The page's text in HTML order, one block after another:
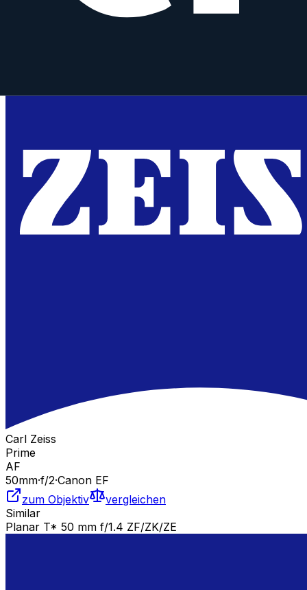
zum Objektiv
vergleichen
Carl Zeiss
Prime
AF
50mm·f/2·Canon EF
zum Objektiv
vergleichen
Similar
Planar T* 50 mm f/1.4 ZF/ZK/ZE